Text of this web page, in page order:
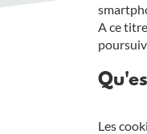
A ce
Les